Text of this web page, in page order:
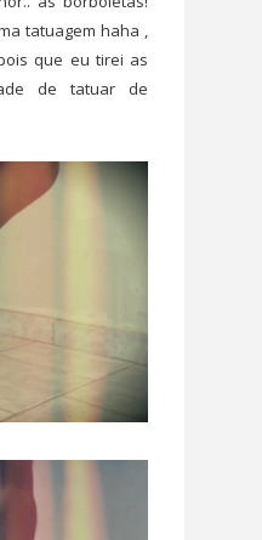
tatuagem haha ,
que eu tirei as
de tatuar de